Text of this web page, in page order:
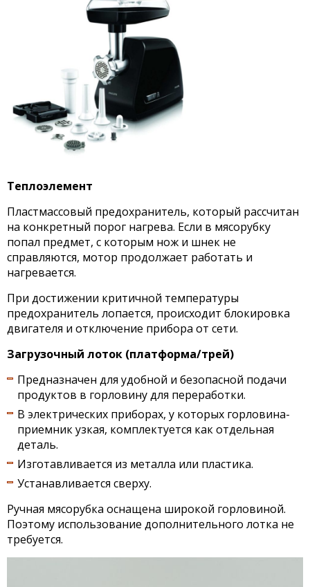
Теплоэлемент
Пластмассовый предохранитель, который рассчитан
на конкретный порог нагрева. Если в мясорубку
попал предмет, с которым нож и шнек не
справляются, мотор продолжает работать и
нагревается.
При достижении критичной температуры
предохранитель лопается, происходит блокировка
двигателя и отключение прибора от сети.
Загрузочный лоток (платформа/трей)
Предназначен для удобной и безопасной подачи
продуктов в горловину для переработки.
В электрических приборах, у которых горловина-
приемник узкая, комплектуется как отдельная
деталь.
Изготавливается из металла или пластика.
Устанавливается сверху.
Ручная мясорубка оснащена широкой горловиной.
Поэтому использование дополнительного лотка не
требуется.